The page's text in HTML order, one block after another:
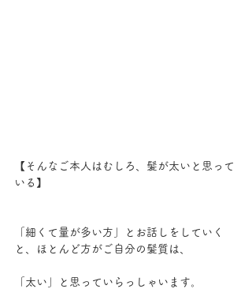
【そんなご本人はむしろ、髪が太いと思って
いる】
「細くて量が多い方」とお話しをしていく
と、ほとんど方がご自分の髪質は、
「太い」と思っていらっしゃいます。